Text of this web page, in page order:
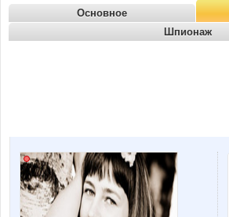
Основное
Шпионаж